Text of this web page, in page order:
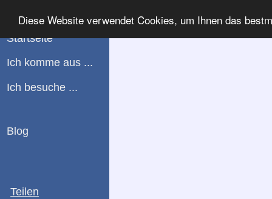
Diese Website verwendet Cookies, um Ihnen das
Startseite
Ich komme aus ...
Ich besuche ...
Blog
Teilen